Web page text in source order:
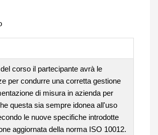
corso il partecipante avrà le
per condurre una corretta gestione
di misura in azienda per
questa sia sempre idonea all'uso
le nuove specifiche introdotte
aggiornata della norma ISO 10012.